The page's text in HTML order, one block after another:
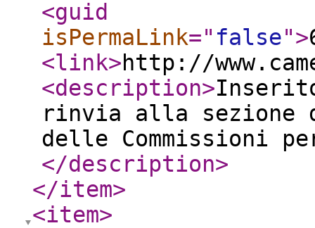
<guid
isPermaLink=" false">
<link>http://
<description>
rinvia alla sezione
delle Commissioni
</description>
</item>
<item>